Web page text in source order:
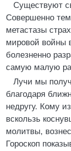
Существуют
Совершенно
метастазы
мировой войны
болезненно
самую малую
Лучи мы
благодаря
недругу. Кому
вскользь
молитвы,
Гороскоп